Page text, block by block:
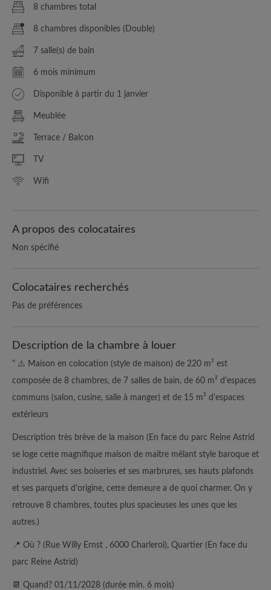
8 chambres total
8 chambres disponibles (Double)
7 salle(s) de bain
6 mois minimum
Disponible à partir du 1 janvier
Meublée
Terrace / Balcon
TV
Wifi
A propos des colocataires
Non spécifié
Colocataires recherchés
Pas de préférences
Description de la chambre à louer
" ⚠️ Maison en colocation (style de maison) de 220 m² est
composée de 8 chambres, de 7 salles de bain, de 60 m² d'espaces
communs (salon, cusine, salle à manger) et de 15 m² d'espaces
extérieurs
Description très brève de la maison (En face du parc Reine Astrid
se loge cette magnifique maison de maître mêlant style baroque et
industriel. Avec ses boiseries et ses marbrures, ses hauts plafonds
et ses parquets d'origine, cette demeure a de quoi charmer. On y
retrouve 8 chambres, toutes plus spacieuses les unes que les
autres.)
📍 Où ? (Rue Willy Ernst , 6000 Charleroi), Quartier (En face du
parc Reine Astrid)
📆 Quand? 01/11/2028 (durée min. 6 mois)